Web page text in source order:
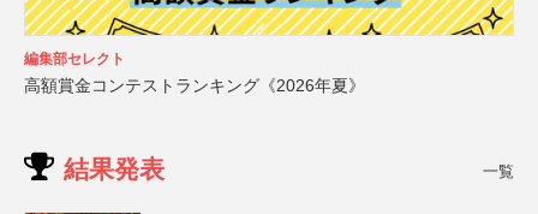
編集部セレクト
高額賞金コンテストランキング《2026年夏》
結果発表 一覧